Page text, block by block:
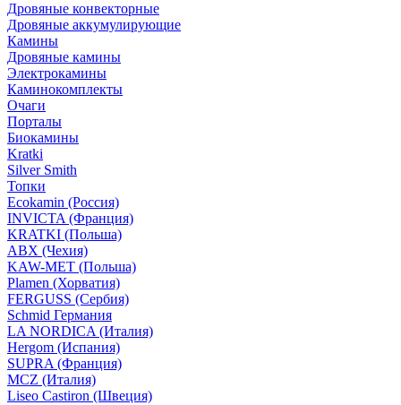
Дровяные конвекторные
Дровяные аккумулирующие
Камины
Дровяные камины
Электрокамины
Каминокомплекты
Очаги
Порталы
Биокамины
Kratki
Silver Smith
Топки
Ecokamin (Россия)
INVICTA (Франция)
KRATKI (Польша)
ABX (Чехия)
KAW-MET (Польша)
Plamen (Хорватия)
FERGUSS (Сербия)
Schmid Германия
LA NORDICA (Италия)
Hergom (Испания)
SUPRA (Франция)
MCZ (Италия)
Liseo Castiron (Швеция)